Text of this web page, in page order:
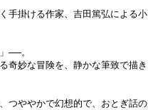
手掛ける作家、吉田篤弘による小
──。
奇妙な冒険を、静かな筆致で描き
つややかで幻想的で、おとぎ話の